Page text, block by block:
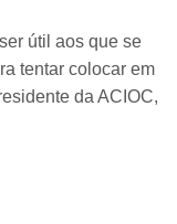
útil aos que se
tentar colocar em
da ACIOC,